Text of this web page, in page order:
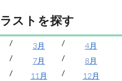
ストを探す
3月
4月
7月
8月
11月
12月